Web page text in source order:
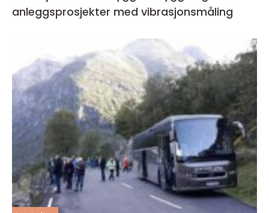
anleggsprosjekter med vibrasjonsmåling